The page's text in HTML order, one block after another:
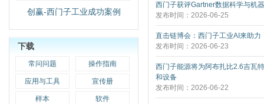
创赢-西门子工业成功案例
下载
常问问题 操作指南
应用与工具 宣传册
样本 软件
西门子获评Gartner数据科学与机
发布时间：2026-06-25
直击链博会：西门子工业AI来助力
发布时间：2026-06-23
西门子能源将为阿布扎比2.6吉瓦
和设备
发布时间：2026-06-22